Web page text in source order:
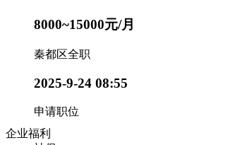
8000~15000元/月
秦都区全职
2025-9-24 08:55
申请职位
企业福利